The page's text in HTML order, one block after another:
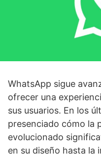
WhatsApp sigue
ofrecer una
sus usuarios. En los
presenciado cómo la
evolucionado
en su diseño hasta la